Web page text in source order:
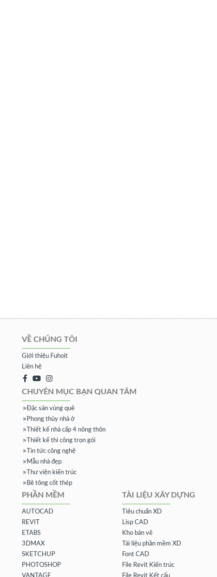
VỀ CHÚNG TÔI
Giới thiệu Fuhoit
Liên hệ
CHUYÊN MỤC BẠN QUAN TÂM
Đặc sản vùng quê
Phong thủy nhà ở
Thiết kế nhà cấp 4 nông thôn
Thiết kế thi công trọn gói
Tin tức công nghệ
Mẫu nhà đẹp
Thư viện kiến trúc
Bê tông cốt thép
PHẦN MỀM
AUTOCAD
REVIT
ETABS
3DMAX
SKETCHUP
PHOTOSHOP
VANTAGE
TÀI LIỆU XÂY DỰNG
Tiêu chuẩn XD
Lisp CAD
Kho bản vẽ
Tài liệu phần mềm XD
Font CAD
File Revit Kiến trúc
File Revit Kết cấu